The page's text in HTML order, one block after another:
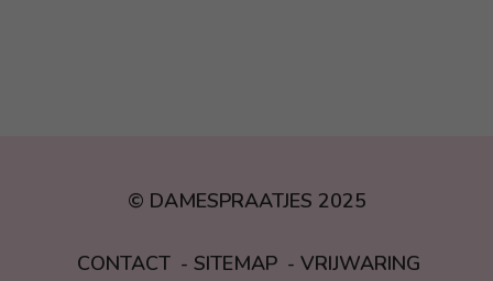
© DAMESPRAATJES 2025
CONTACT SITEMAP
VRIJWARING